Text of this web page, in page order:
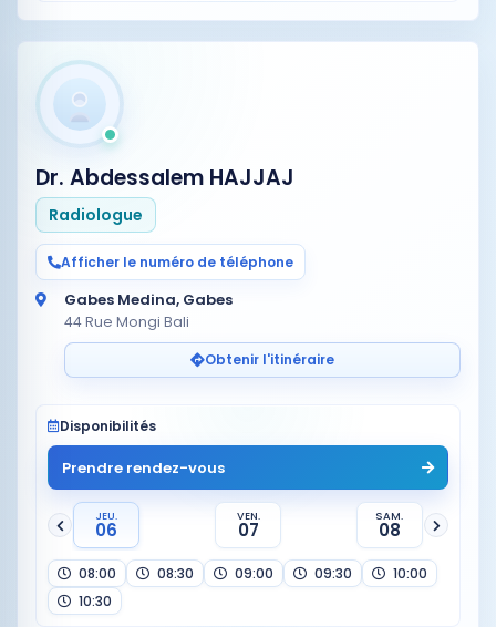
Dr. Abdessalem HAJJAJ
Radiologue
Afficher le numéro de téléphone
Gabes Medina, Gabes
44 Rue Mongi Bali
Obtenir l'itinéraire
Disponibilités
Prendre rendez-vous
JEU.
06
VEN.
07
SAM.
08
08:00 08:30 09:00 09:30
10:00
10:30